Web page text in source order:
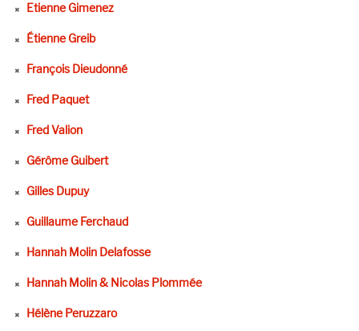
Etienne Gimenez
Étienne Greib
François Dieudonné
Fred Paquet
Fred Valion
Gérôme Guibert
Gilles Dupuy
Guillaume Ferchaud
Hannah Molin Delafosse
Hannah Molin & Nicolas Plommée
Hélène Peruzzaro